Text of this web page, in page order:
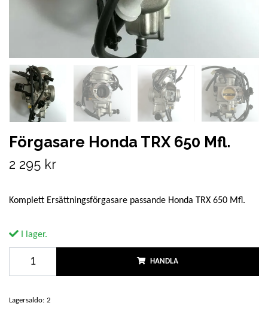
Förgasare Honda TRX 650 Mfl.
2 295 kr
Komplett Ersättningsförgasare passande Honda TRX 650 Mfl.
I lager.
HANDLA
Lagersaldo: 2